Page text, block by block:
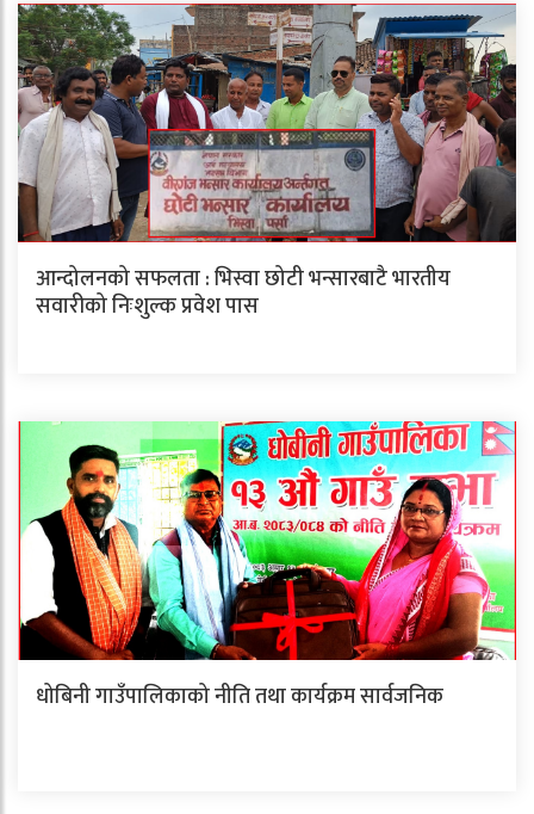
आन्दोलनको सफलता : भिस्वा छोटी भन्सारबाटै भारतीय
सवारीको निःशुल्क प्रवेश पास
धोबिनी गाउँपालिकाको नीति तथा कार्यक्रम सार्वजनिक